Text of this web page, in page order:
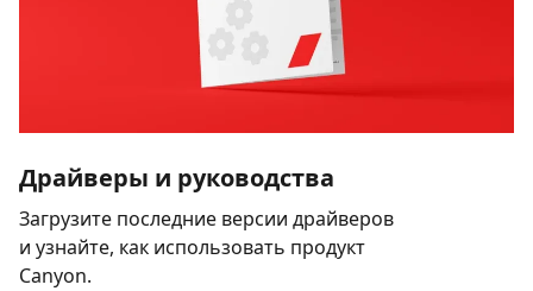
Драйверы и руководства
Загрузите последние версии драйверов
и узнайте, как использовать продукт
Canyon.